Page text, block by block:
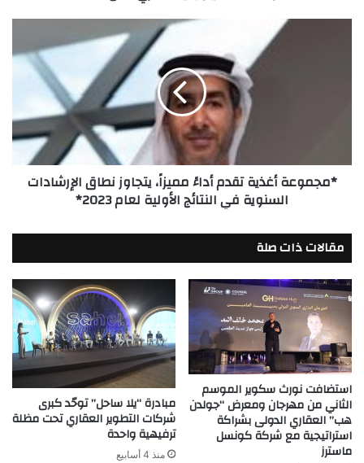
السنوية
لعام
2023*
*مجموعة أغذية تقدم أداءً مميزاً، يتجاوز نطاق الإرشادات
السنوية في النتائج الأولية لعام 2023*
مقالات ذات صلة
استضافت نورث سكوير الموسم
الثاني من مهرجان ومعرض “جولدن
هب” العقاري الدولى بشراكة
استراتيجية مع شركة كونسل
ماسترز
مبادرة “يلا ساحل” توحّد كبرى
شركات التطوير العقاري تحت مظلة
ترفيهية واحدة
منذ 4 أسابيع